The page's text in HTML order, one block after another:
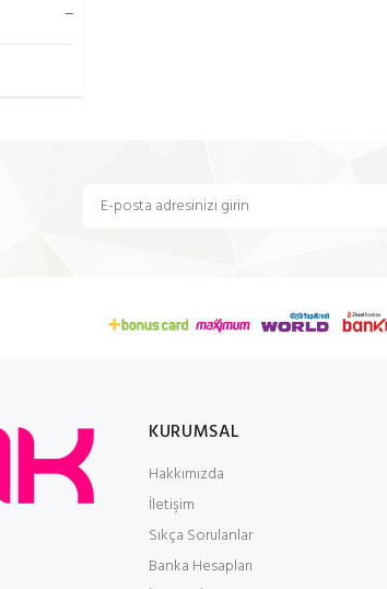
KURUMSAL
Hakkımızda
İletişim
Sıkça Sorulanlar
Banka Hesapları